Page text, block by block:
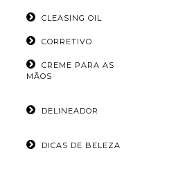
CLEASING OIL
CORRETIVO
CREME PARA AS
MÃOS
DELINEADOR
DICAS DE BELEZA